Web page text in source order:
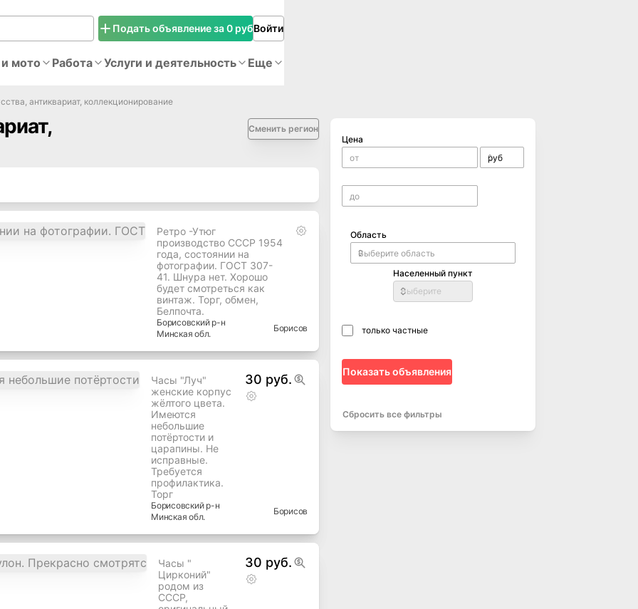
Подать объявление за 0 рубВойти
мото Работа Услуги и деятельность Еще
антиквариат, коллекционирование
Сменить регион
Ретро -Утюг
производство СССР 1954
года, состоянии на
фотографии. ГОСТ 307-
41. Шнура нет. Хорошо
будет смотреться как
винтаж. Торг, обмен,
Белпочта.
Борисовскийр-н
Минская обл.
Борисов
Часы "Луч"
женские корпус
жёлтого цвета.
Имеются
небольшие
потёртости и
царапины. Не
исправные.
Требуется
профилактика.
Торг
30 руб.
Борисовскийр-н
Минская обл.
Борисов
Цена
Область
Населенный пункт
Выберите
только частные
Показать объявления
Сбросить все фильтры